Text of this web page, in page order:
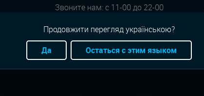
Звоните нам: с 11-00 до 22-00
Продовжити перегляд українською?
Да
Остаться с этим языком